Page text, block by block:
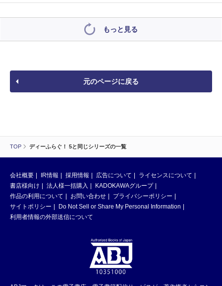
TOP ディーふらぐ！ 5と同じシリーズの一覧
もっと見る
元のページに戻る
会社概要 IR情報 採用情報 広告について
ライセンスについて
書店様向け
法人様一括購入
KADOKAWAグループ
作品の利用について
お問い合わせ
プライバシーポリシー
サイトポリシー
Do Not Sell or Share My Personal Information
利用者情報の外部送信について